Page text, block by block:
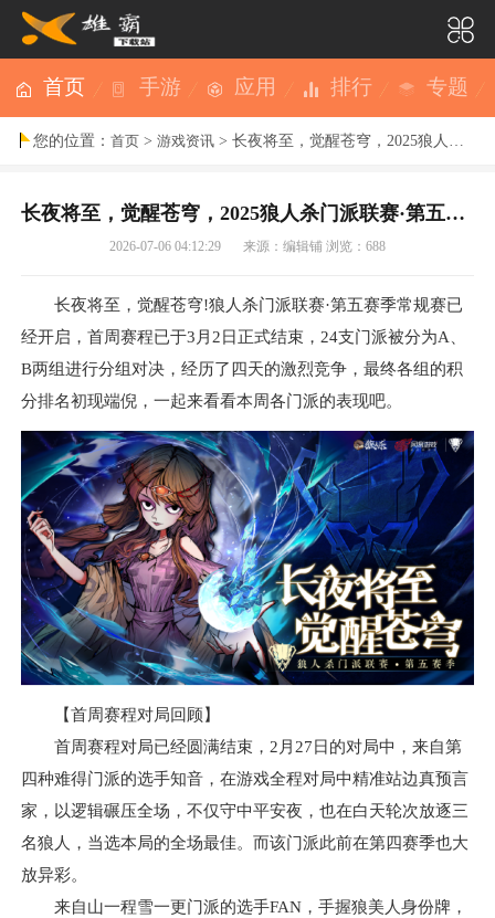
首页 手游 应用 排行 专题
您的位置：首页 >游戏资讯 > 长夜将至，觉醒苍穹，2025狼人杀门派联赛·第五赛季常规赛首周赛程结束
长夜将至，觉醒苍穹，2025狼人杀门派联赛·第五赛季常规赛首周赛程结束
2026-07-06 04:12:29 来源：编辑铺 浏览：688
长夜将至，觉醒苍穹!狼人杀门派联赛·第五赛季常规赛已
经开启，首周赛程已于3月2日正式结束，24支门派被分为A、
B两组进行分组对决，经历了四天的激烈竞争，最终各组的积
分排名初现端倪，一起来看看本周各门派的表现吧。
【首周赛程对局回顾】
首周赛程对局已经圆满结束，2月27日的对局中，来自第
四种难得门派的选手知音，在游戏全程对局中精准站边真预言
家，以逻辑碾压全场，不仅守中平安夜，也在白天轮次放逐三
名狼人，当选本局的全场最佳。而该门派此前在第四赛季也大
放异彩。
来自山一程雪一更门派的选手FAN，手握狼美人身份牌，